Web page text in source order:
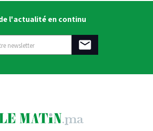
l'actualité en continu